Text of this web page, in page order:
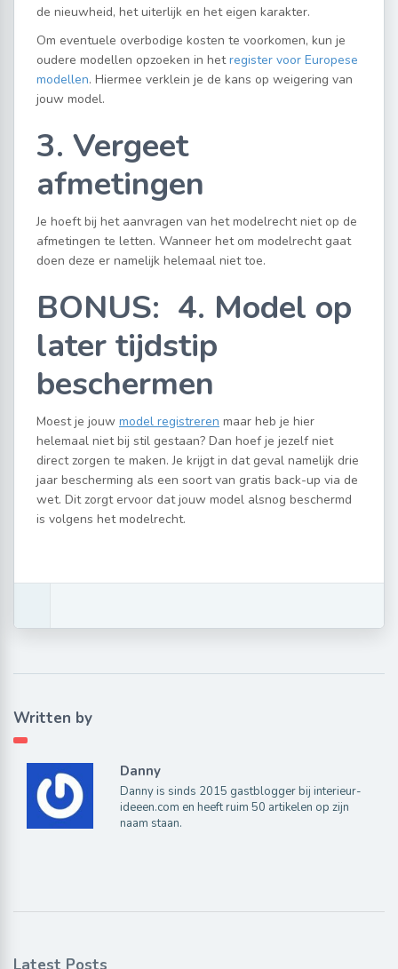
de nieuwheid, het uiterlijk en het eigen karakter.
Om eventuele overbodige kosten te voorkomen, kun je
oudere modellen opzoeken in hetregister voor Europese
modellen. Hiermee verklein je de kans op weigering van
jouw model.
3. Vergeet
afmetingen
Je hoeft bij het aanvragen van het modelrecht niet op de
afmetingen te letten. Wanneer het om modelrecht gaat
doen deze er namelijk helemaal niet toe.
BONUS: 4. Model op
later tijdstip
beschermen
Moest je jouw model registreren maar heb je hier
helemaal niet bij stil gestaan? Dan hoef je jezelf niet
direct zorgen te maken. Je krijgt in dat geval namelijk drie
jaar bescherming als een soort van gratis back-up via de
wet. Dit zorgt ervoor dat jouw model alsnog beschermd
is volgens het modelrecht.
Written by
Danny
Danny is sinds 2015 gastblogger bij interieur-
ideeen.com en heeft ruim 50 artikelen op zijn
naam staan.
Latest Posts